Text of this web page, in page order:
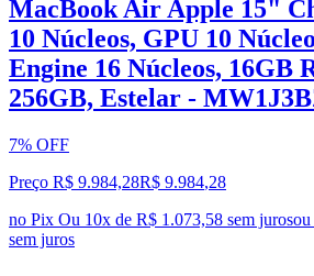
MacBook Air Apple 15"
10 Núcleos, GPU 10
Engine 16 Núcleos, 16GB
256GB, Estelar -
7% OFF
Preço R$ 9.984,28R$ 9.984,28
no Pix Ou 10x de R$ 1.073,58 sem jurosou
sem juros